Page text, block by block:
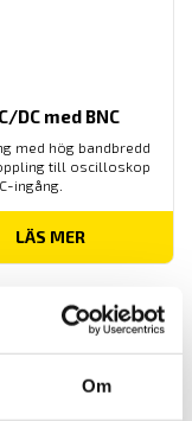
Om
med BNC
med hög bandbredd
till oscilloskop
ingång.
LÄS MER